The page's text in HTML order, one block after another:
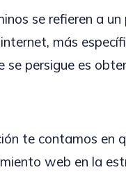
se refieren a
más
se persigue es
te contamos en
web en la